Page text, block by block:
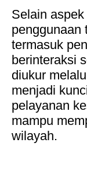
Selain
penggunaan
termasuk
berinteraksi
diukur
menjadi
pelayanan
mampu
wilayah.